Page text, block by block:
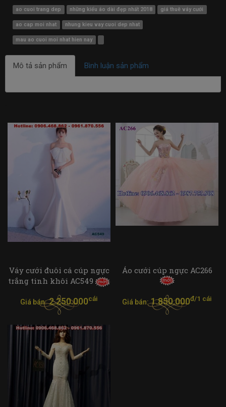
ao cuoi trang dep những kiểu áo dài đẹp nhất 2018 giá thuê váy cưới
ao cap moi nhat nhung kieu vay cuoi dep nhat
mau ao cuoi moi nhat hien nay
Mô tả sản phẩm Bình luận sản phẩm
Váy cưới đuôi cá cúp ngực
trắng tinh khôi AC549
Giá bán:2.250.000cái
Áo cưới cúp ngực AC266
Giá bán:1.850.000đ/1 cái